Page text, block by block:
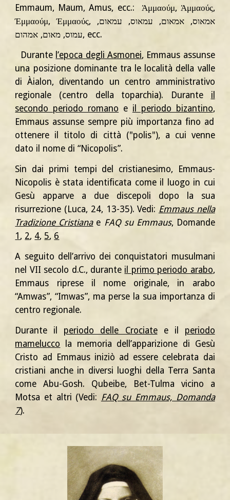
Emmaum, Maum, Amus, ecc.: Άμμαούμ, Άμμαούς,
Έμμαούμ, Έμμαούς, אמאוס, אמאום, עמאוס, עמאום,
עמוס, מאום, אמהום, ecc.
Durante l’epoca degli Asmonei, Emmaus assunse
una posizione dominante tra le località della valle
di Àialon, diventando un centro amministrativo
regionale (centro della toparchia). Durante il
secondo periodo romano e il periodo bizantino,
Emmaus assunse sempre più importanza fino ad
ottenere il titolo di città ("polis"), a cui venne
dato il nome di “Nicopolis”.
Sin dai primi tempi del cristianesimo, Emmaus-
Nicopolis è stata identificata come il luogo in cui
Gesù apparve a due discepoli dopo la sua
risurrezione (Luca, 24, 13-35). Vedi: Emmaus nella
Tradizione Cristianae FAQ su Emmaus, Domande
1 , 2, 4, 5, 6
A seguito dell’arrivo dei conquistatori musulmani
nel VII secolo d.C., durante il primo periodo arabo,
Emmaus riprese il nome originale, in arabo
“Amwas”, “Imwas”, ma perse la sua importanza di
centro regionale.
Durante il periodo delle Crociatee il periodo
mamelucco la memoria dell’apparizione di Gesù
Cristo ad Emmaus iniziò ad essere celebrata dai
cristiani anche in diversi luoghi della Terra Santa
come Abu-Gosh. Qubeibe, Bet-Tulma vicino a
Motsa et altri (Vedi: FAQ su Emmaus, Domanda
7).